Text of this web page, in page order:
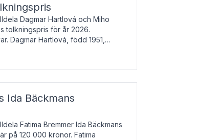
Dagmar Hartlová och Miho
tolkningspris för år 2026.
Dagmar Hartlová, född 1951,
till tjeckiska
Ida Bäckmans
Fatima Bremmer Ida Bäckmans
på 120 000 kronor. Fatima